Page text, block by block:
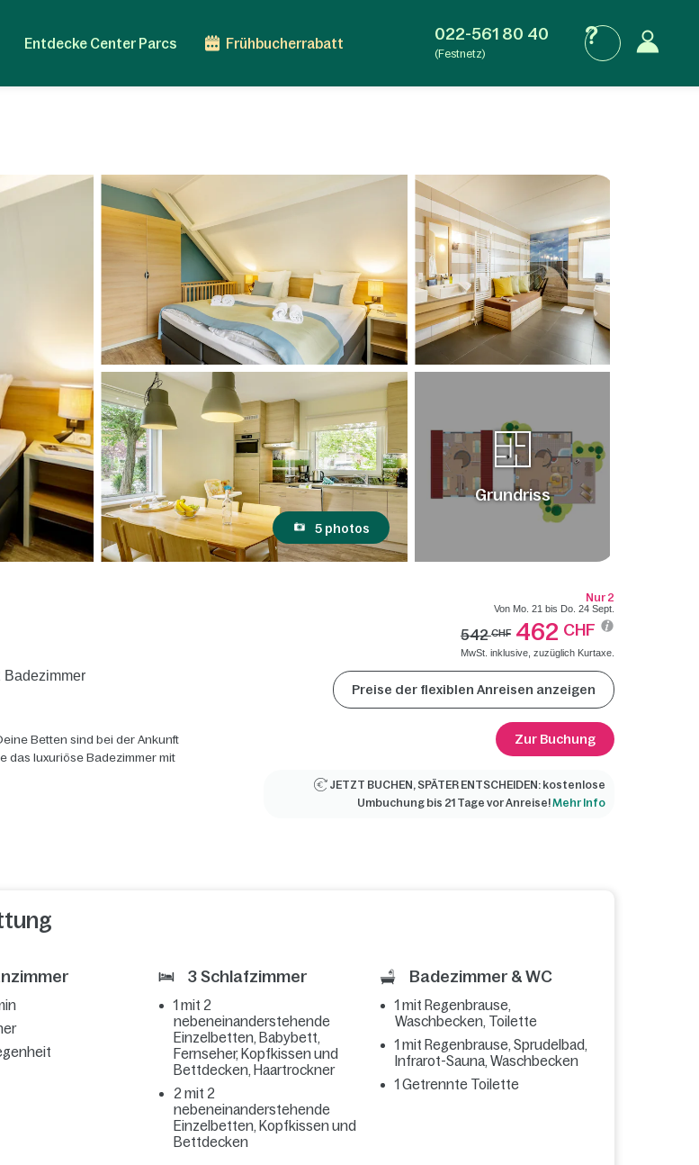
Entdecke Center Parcs Frühbucherrabatt 022-561 80 40
(Festnetz)
5 photos
Grundriss
Badezimmer
Betten sind bei der Ankunft
das luxuriöse Badezimmer mit
Nur 2
Von Mo. 21 bis Do. 24 Sept.
542CHF 462 CHF
MwSt. inklusive, zuzüglich Kurtaxe.
Preise der flexiblen Anreisen anzeigen
Zur Buchung
JETZT BUCHEN, SPÄTER ENTSCHEIDEN: kostenlose
Umbuchung bis 21 Tage vor Anreise!Mehr Info
3 Schlafzimmer
1 mit 2
nebeneinanderstehende
Einzelbetten, Babybett,
Fernseher, Kopfkissen und
Bettdecken, Haartrockner
2 mit 2
nebeneinanderstehende
Einzelbetten, Kopfkissen und
Bettdecken
Badezimmer & WC
1 mit Regenbrause,
Waschbecken, Toilette
1 mit Regenbrause, Sprudelbad,
Infrarot-Sauna, Waschbecken
1 Getrennte Toilette